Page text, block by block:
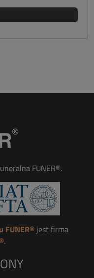
FUNER®.
FUNER®jest firma
.